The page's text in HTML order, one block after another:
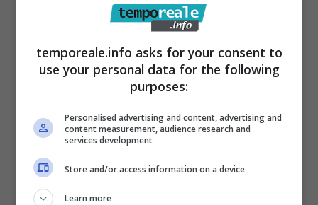
temporeale.info asks for your consent to
use your personal data for the following
purposes:
Personalised advertising and content, advertising and
content measurement, audience research and
services development
Store and/or access information on a device
Learn more